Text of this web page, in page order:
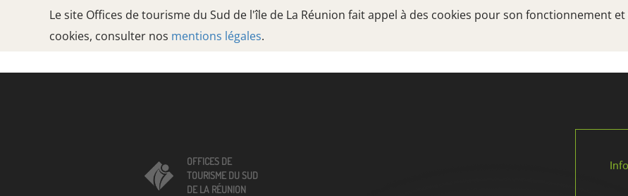
Le site Offices de tourisme du Sud de l'île de La Réunion fait appel à des cookies pour son fonctionnement et
cookies, consulter nos mentions légales.
OFFICES DE
OFFICES DE
TOURISME DU SUD
DE LA RÉUNION